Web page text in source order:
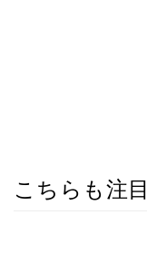
こちらも注目